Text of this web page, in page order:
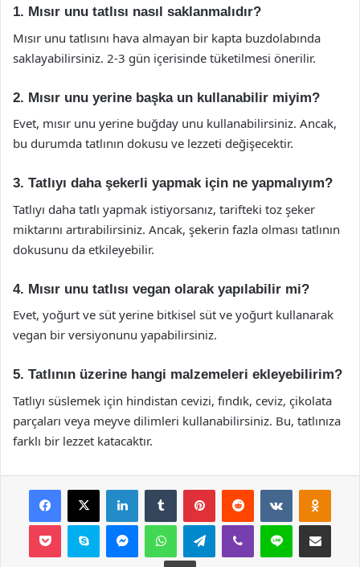
1. Mısır unu tatlısı nasıl saklanmalıdır?
Mısır unu tatlısını hava almayan bir kapta buzdolabında
saklayabilirsiniz. 2-3 gün içerisinde tüketilmesi önerilir.
2. Mısır unu yerine başka un kullanabilir miyim?
Evet, mısır unu yerine buğday unu kullanabilirsiniz. Ancak,
bu durumda tatlının dokusu ve lezzeti değişecektir.
3. Tatlıyı daha şekerli yapmak için ne yapmalıyım?
Tatlıyı daha tatlı yapmak istiyorsanız, tarifteki toz şeker
miktarını artırabilirsiniz. Ancak, şekerin fazla olması tatlının
dokusunu da etkileyebilir.
4. Mısır unu tatlısı vegan olarak yapılabilir mi?
Evet, yoğurt ve süt yerine bitkisel süt ve yoğurt kullanarak
vegan bir versiyonunu yapabilirsiniz.
5. Tatlının üzerine hangi malzemeleri ekleyebilirim?
Tatlıyı süslemek için hindistan cevizi, fındık, ceviz, çikolata
parçaları veya meyve dilimleri kullanabilirsiniz. Bu, tatlınıza
farklı bir lezzet katacaktır.
Facebook
X LinkedInTumblr PinterestReddit VKontakte
Pocket Skype MessengerWhatsAppTelegramViber Line E-Posta ile
Yazdır